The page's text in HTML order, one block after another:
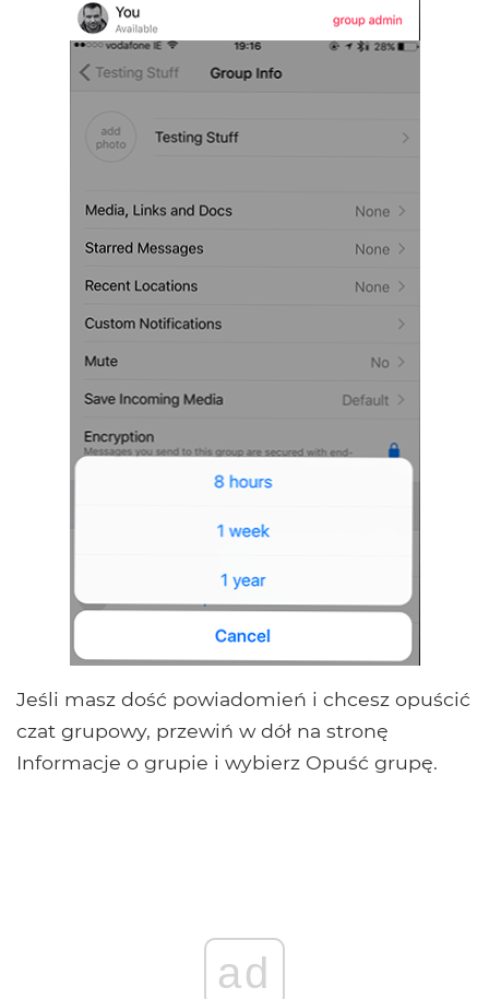
Jeśli masz dość powiadomień i chcesz opuścić
czat grupowy, przewiń w dół na stronę
Informacje o grupie i wybierz Opuść grupę.
ad